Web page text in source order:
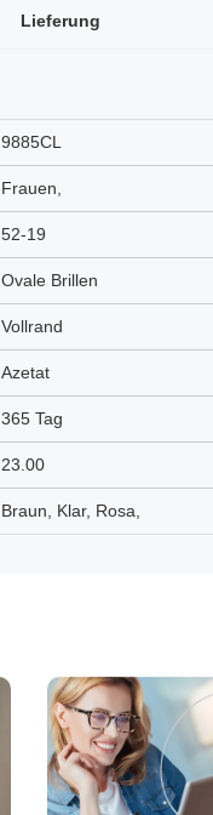
Lieferung
9885CL
Frauen,
52-19
Ovale Brillen
Vollrand
Azetat
365 Tag
23.00
Braun, Klar, Rosa,